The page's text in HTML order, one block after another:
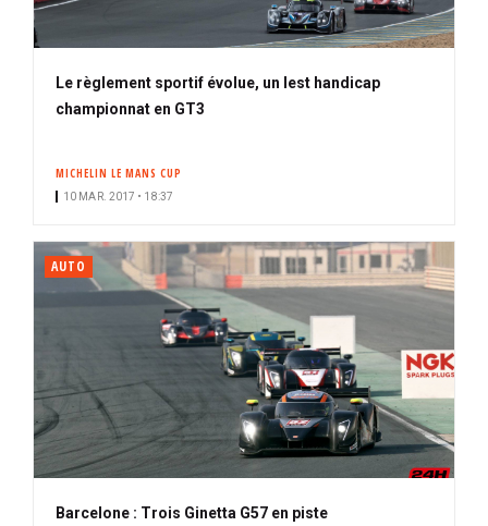
Le règlement sportif évolue, un lest handicap
championnat en GT3
MICHELIN LE MANS CUP
10 MAR. 2017 • 18:37
AUTO
Barcelone : Trois Ginetta G57 en piste